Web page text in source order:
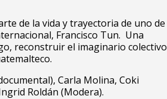
de la vida y trayectoria de uno de
Francisco Tun. Una
reconstruir el imaginario colectivo
Carla Molina, Coki
Roldán (Modera).